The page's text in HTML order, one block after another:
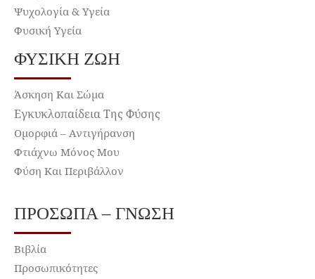
Ψυχολογία & Υγεία
Φυσική Υγεία
ΦΥΣΙΚΉ ΖΩΉ
Άσκηση Και Σώμα
Εγκυκλοπαίδεια Της Φύσης
Ομορφιά – Αντιγήρανση
Φτιάχνω Μόνος Μου
Φύση Και Περιβάλλον
ΠΡΌΣΩΠΑ – ΓΝΏΣΗ
Βιβλία
Προσωπικότητες